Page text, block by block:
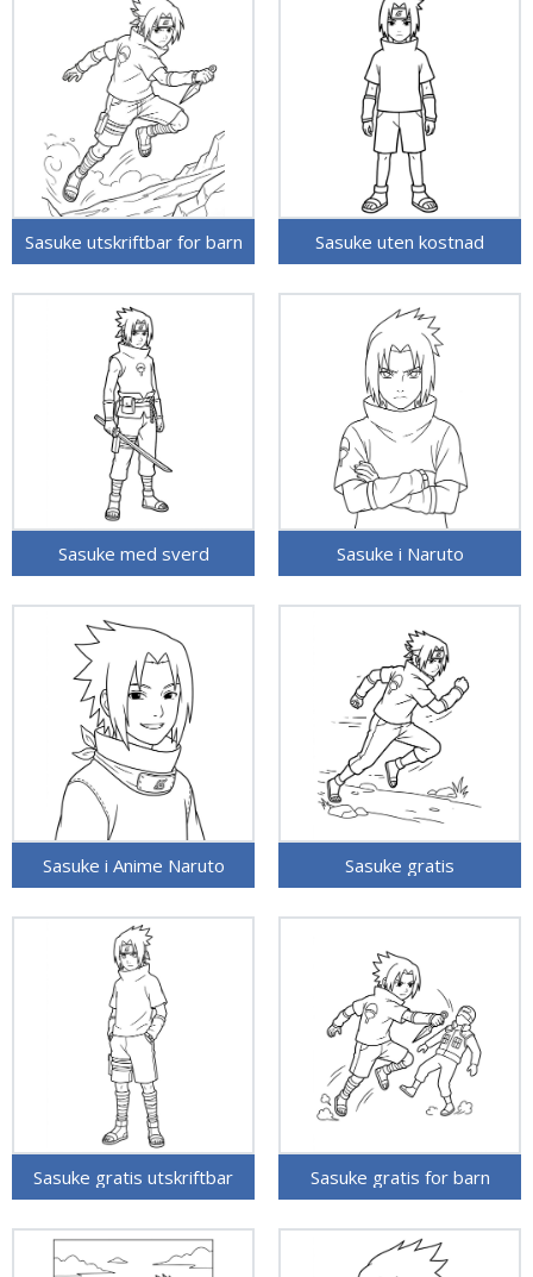
Sasuke utskriftbar for barn Sasuke uten kostnad
Sasuke med sverd Sasuke i Naruto
Sasuke i Anime Naruto Sasuke gratis
Sasuke gratis utskriftbar Sasuke gratis for barn